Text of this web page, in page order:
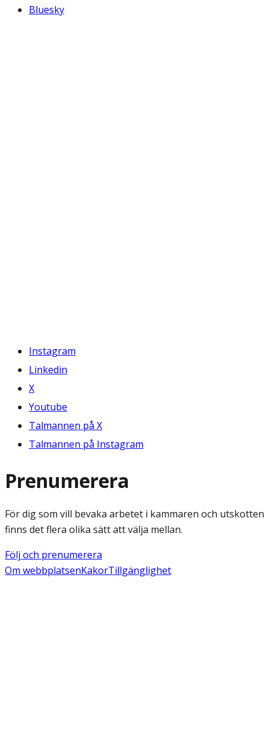
Bluesky
Instagram
Linkedin
X
Youtube
Talmannen på X
Talmannen på Instagram
Prenumerera
För dig som vill bevaka arbetet i kammaren och utskotten
finns det flera olika sätt att välja mellan.
Följ och prenumerera
Om webbplatsenKakorTillgänglighet